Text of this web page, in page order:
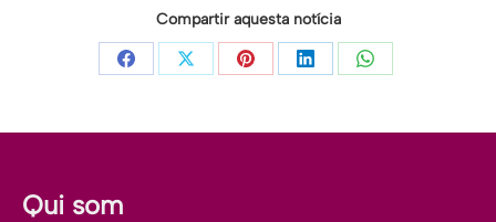
Compartir aquesta notícia
Share
Facebook
Share
X
Share
Pinterest
Share
LinkedIn
Share
WhatsApp
Qui som